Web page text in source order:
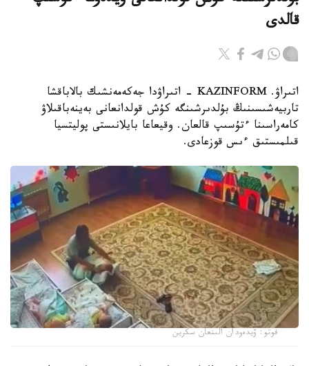
قالدى
اتىراۋ. KAZINFORM - اتىراۋدا جەكەمەنشىك بالاباقشا
تاربيەشىسىنىڭ بۇلدىرشىنگە كۇش قولدانعانى بەينەباقىلاۋ
كامەراسىنا ءتۇسىپ قالعان. وقيعاعا بايلانىستى پوليتسيا
قىلمىستىق ءىس قوزعادى.
فوتو: ۆيدەودان الىنعان سكرين